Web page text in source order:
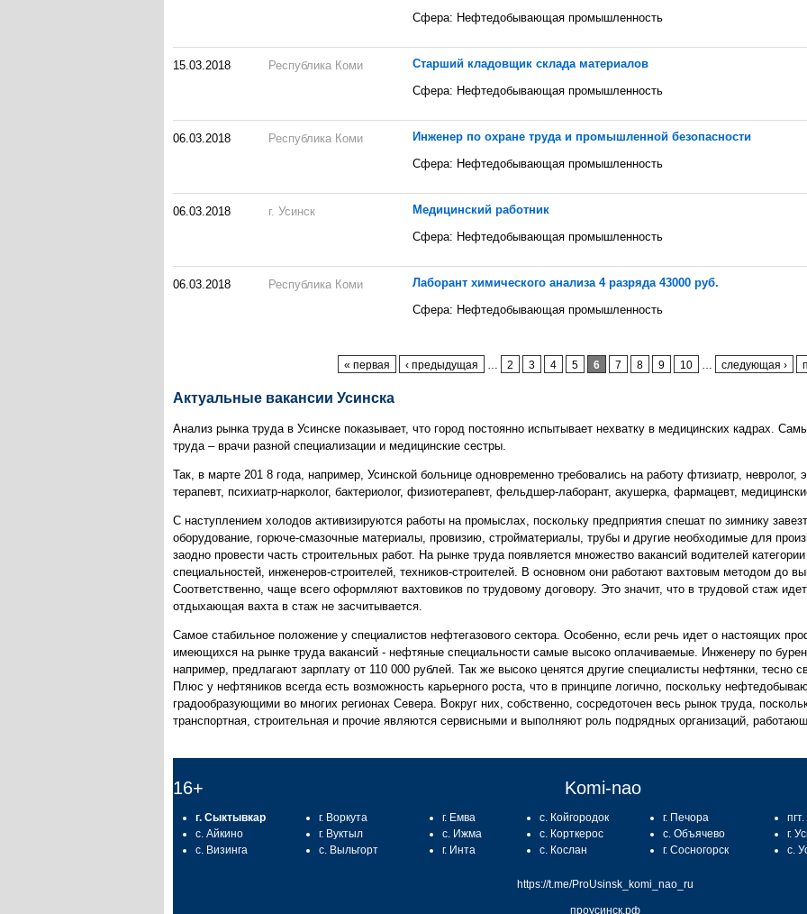
Сфера: Нефтедобывающая промышленность
15.03.2018 Республика Коми
Старший кладовщик склада материалов
Сфера: Нефтедобывающая промышленность
06.03.2018 Республика Коми
Инженер по охране труда и промышленной безопасности
Сфера: Нефтедобывающая промышленность
06.03.2018 г. Усинск
Медицинский работник
Сфера: Нефтедобывающая промышленность
06.03.2018 Республика Коми
Лаборант химического анализа 4 разряда 43000 руб.
Сфера: Нефтедобывающая промышленность
« первая ‹ предыдущая 2 3 4 5 6 7 8 9 10 следующая ›
Актуальные вакансии Усинска
Анализ рынка труда в Усинске показывает, что город постоянно испытывает нехватку в медицинских кадрах.
труда – врачи разной специализации и медицинские сестры.
Так, в марте 201 8 года, например, Усинской больнице одновременно требовались на работу фтизиатр, невролог,
терапевт, психиатр-нарколог, бактериолог, физиотерапевт, фельдшер-лаборант, акушерка, фармацевт,
С наступлением холодов активизируются работы на промыслах, поскольку предприятия спешат по зимнику
оборудование, горюче-смазочные материалы, провизию, стройматериалы, трубы и другие необходимые для
заодно провести часть строительных работ. На рынке труда появляется множество вакансий водителей
специальностей, инженеров-строителей, техников-строителей. В основном они работают вахтовым методом до
Соответственно, чаще всего оформляют вахтовиков по трудовому договору. Это значит, что в трудовой стаж
отдыхающая вахта в стаж не засчитывается.
Самое стабильное положение у специалистов нефтегазового сектора. Особенно, если речь идет о настоящих
имеющихся на рынке труда вакансий - нефтяные специальности самые высоко оплачиваемые. Инженеру по
например, предлагают зарплату от 110 000 рублей. Так же высоко ценятся другие специалисты нефтянки, тесно
Плюс у нефтяников всегда есть возможность карьерного роста, что в принципе логично, поскольку
градообразующими во многих регионах Севера. Вокруг них, собственно, сосредоточен весь рынок труда,
транспортная, строительная и прочие являются сервисными и выполняют роль подрядных организаций,
16+ Komi-nao
г. Сыктывкар
с. Айкино
с. Визинга
г. Воркута
г. Вуктыл
с. Выльгорт
г. Емва
с. Ижма
г. Инта
с. Койгородок
с. Корткерос
с. Кослан
г. Печора
с. Объячево
г. Сосногорск
г.
с.
https://t.me/ProUsinsk_komi_nao_ru
проусинск.рф